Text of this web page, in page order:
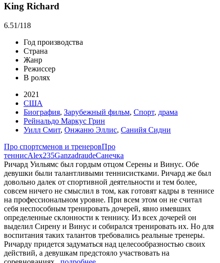
King Richard
6.51/118
Год производства
Страна
Жанр
Режиссер
В ролях
2021
США
Биография, Зарубежный фильм, Спорт, драма
Рейнальдо Маркус Грин
Уилл Смит, Онжаню Эллис, Санийя Сидни
Про спортсменов и тренеровПро
теннисAlex235GanzadraudeСанечка
Ричард Уильямс был гордым отцом Серены и Винус. Обе
девушки были талантливыми теннисистками. Ричард же был
довольно далек от спортивной деятельности и тем более,
совсем ничего не смыслил в том, как готовят кадры в теннисе
на профессиональном уровне. При всем этом он не считал
себя неспособным тренировать дочерей, явно имевших
определенные склонности к теннису. Из всех дочерей он
выделил Сирену и Винус и собирался тренировать их. Но для
воспитания таких талантов требовались реальные тренеры.
Ричарду придется задуматься над целесообразностью своих
действий, а девушкам предстояло участвовать на